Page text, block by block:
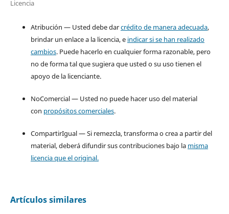
Licencia
Atribución — Usted debe darcrédito de manera adecuada,
brindar un enlace a la licencia, e indicar si se han realizado
cambios. Puede hacerlo en cualquier forma razonable, pero
no de forma tal que sugiera que usted o su uso tienen el
apoyo de la licenciante.
NoComercial — Usted no puede hacer uso del material
con propósitos comerciales.
CompartirIgual — Si remezcla, transforma o crea a partir del
material, deberá difundir sus contribuciones bajo la misma
licencia que el original.
Artículos similares